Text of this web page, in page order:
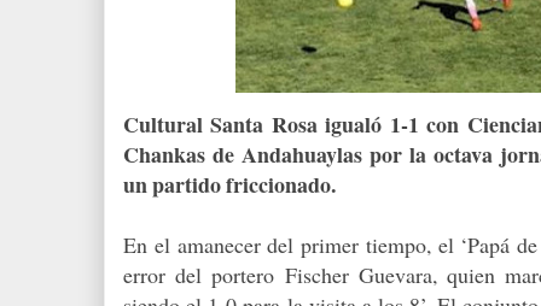
Cultural Santa Rosa igualó 1-1 con
Chankas de Andahuaylas por la octava
un partido friccionado.
En el amanecer del primer tiempo, el ‘Papá
error del portero Fischer Guevara, quien